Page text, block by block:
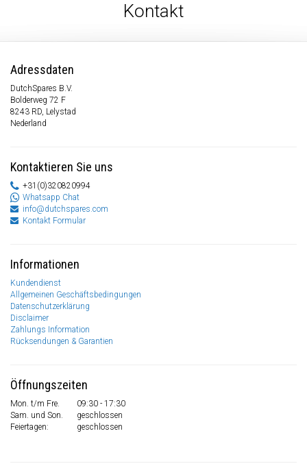
Kontakt
Adressdaten
DutchSpares B.V.
Bolderweg 72 F
8243 RD, Lelystad
Nederland
Kontaktieren Sie uns
+31(0)320820994
Whatsapp Chat
info@dutchspares.com
Kontakt Formular
Informationen
Kundendienst
Allgemeinen Geschäftsbedingungen
Datenschutzerklärung
Disclaimer
Zahlungs Information
Rücksendungen & Garantien
Öffnungszeiten
Mon. t/m Fre.
09:30 - 17:30
Sam. und Son.
geschlossen
Feiertagen:
geschlossen